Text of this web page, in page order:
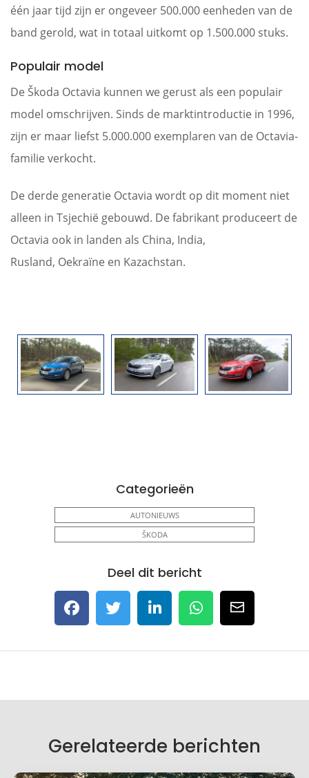
één jaar tijd zijn er ongeveer 500.000 eenheden van de
band gerold, wat in totaal uitkomt op 1.500.000 stuks.
Populair model
De Škoda Octavia kunnen we gerust als een populair
model omschrijven. Sinds de marktintroductie in 1996,
zijn er maar liefst 5.000.000 exemplaren van de Octavia-
familie verkocht.
De derde generatie Octavia wordt op dit moment niet
alleen in Tsjechië gebouwd. De fabrikant produceert de
Octavia ook in landen als China, India,
Rusland, Oekraïne en Kazachstan.
Categorieën
AUTONIEUWS
ŠKODA
Deel dit bericht
Gerelateerde berichten